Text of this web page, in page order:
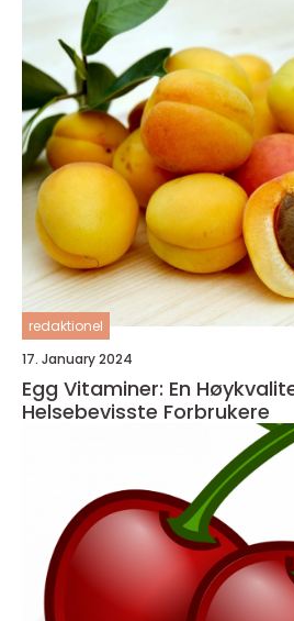
redaktionel
17. January 2024
Egg Vitaminer: En
Helsebevisste Forbrukere